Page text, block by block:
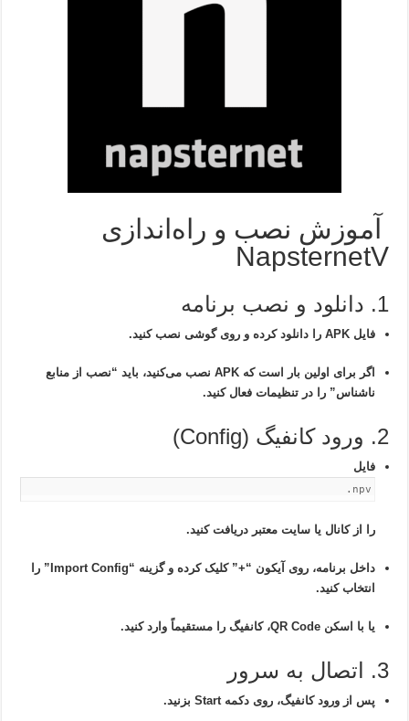
آموزش نصب و راه‌اندازی
NapsternetV
1. دانلود و نصب برنامه
فایل APK را دانلود کرده و روی گوشی نصب کنید.
اگر برای اولین بار است که APK نصب می‌کنید، باید “نصب از منابع
ناشناس” را در تنظیمات فعال کنید.
2. ورود کانفیگ (Config)
فایل
.npv
را از کانال یا سایت معتبر دریافت کنید.
داخل برنامه، روی آیکون “+” کلیک کرده و گزینه “Import Config” را
انتخاب کنید.
یا با اسکن QR Code، کانفیگ را مستقیماً وارد کنید.
3. اتصال به سرور
پس از ورود کانفیگ، روی دکمه Start بزنید.